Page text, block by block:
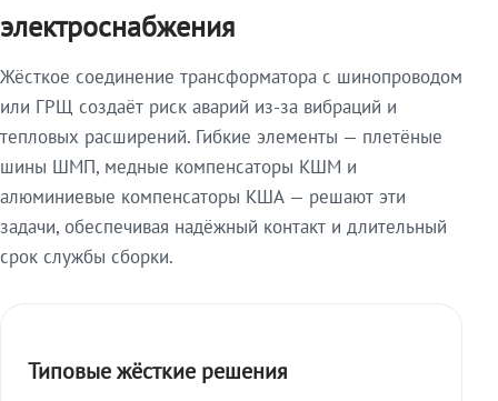
электроснабжения
Жёсткое соединение трансформатора с шинопроводом
или ГРЩ создаёт риск аварий из-за вибраций и
тепловых расширений. Гибкие элементы — плетёные
шины ШМП, медные компенсаторы КШМ и
алюминиевые компенсаторы КША — решают эти
задачи, обеспечивая надёжный контакт и длительный
срок службы сборки.
Типовые жёсткие решения